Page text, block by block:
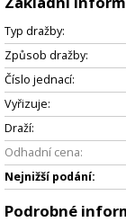
Typ dražby:
Způsob dražby:
Číslo jednací:
Vyřizuje:
Draží:
Odhadní cena:
Nejnižší podání:
Podrobné